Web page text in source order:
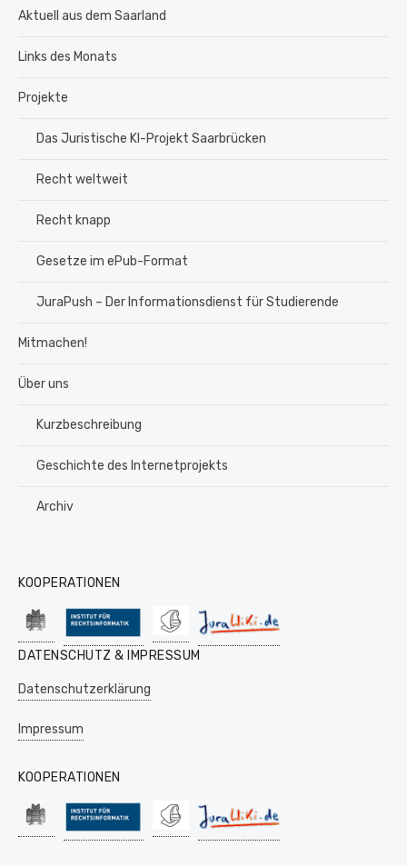
Aktuell aus dem Saarland
Links des Monats
Projekte
Das Juristische KI-Projekt Saarbrücken
Recht weltweit
Recht knapp
Gesetze im ePub-Format
JuraPush – Der Informationsdienst für Studierende
Mitmachen!
Über uns
Kurzbeschreibung
Geschichte des Internetprojekts
Archiv
KOOPERATIONEN
DATENSCHUTZ & IMPRESSUM
Datenschutzerklärung
Impressum
KOOPERATIONEN